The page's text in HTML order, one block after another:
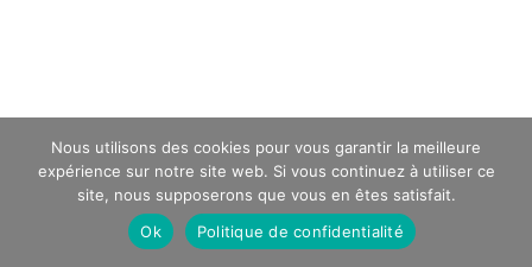
Nous utilisons des cookies pour vous garantir la meilleure
expérience sur notre site web. Si vous continuez à utiliser ce
site, nous supposerons que vous en êtes satisfait.
Ok
Politique de confidentialité